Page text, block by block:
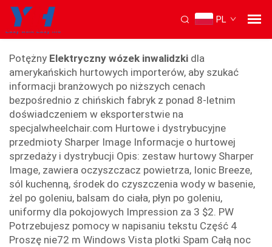
PL
w terenie elektryczny
Potężny Elektryczny wózek inwalidzki dla
amerykańskich hurtowych importerów, aby szukać
informacji branżowych po niższych cenach
bezpośrednio z chińskich fabryk z ponad 8-letnim
doświadczeniem w eksporterstwie na
specjalwheelchair.com Hurtowe i dystrybucyjne
przedmioty Sharper Image Informacje o hurtowej
sprzedaży i dystrybucji Opis: zestaw hurtowy Sharper
Image, zawiera oczyszczacz powietrza, Ionic Breeze,
sól kuchenną, środek do czyszczenia wody w basenie,
żel po goleniu, balsam do ciała, płyn po goleniu,
uniformy dla pokojowych Impression za 3 $2. PW
Potrzebujesz pomocy w napisaniu tekstu Część 4
Proszę nie72 m Windows Vista plotki Spam Całą noc